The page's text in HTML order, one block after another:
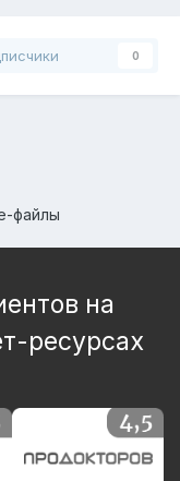
0
файлы
на
ресурсах